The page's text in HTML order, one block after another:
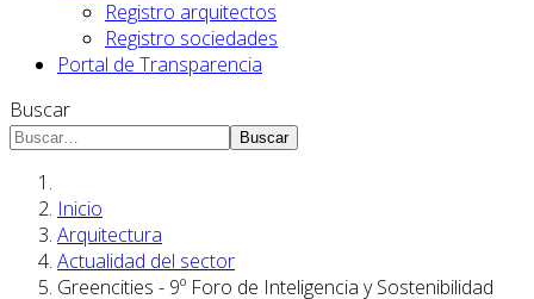
Registro arquitectos
Registro sociedades
Portal de Transparencia
Buscar
Buscar
Inicio
Arquitectura
Actualidad del sector
Greencities - 9º Foro de Inteligencia y Sostenibilidad